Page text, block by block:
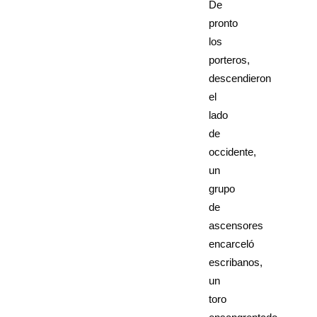
De
pronto
los
porteros,
descendieron
el
lado
de
occidente,
un
grupo
de
ascensores
encarceló
escribanos,
un
toro